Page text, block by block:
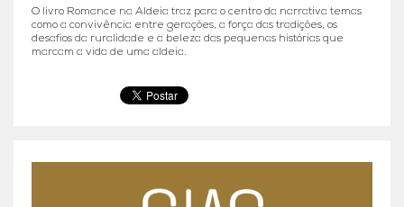
O livro Romance na Aldeia traz para o centro da narrativa temas
como a convivência entre gerações, a força das tradições, os
desafios da ruralidade e a beleza das pequenas histórias que
marcam a vida de uma aldeia.